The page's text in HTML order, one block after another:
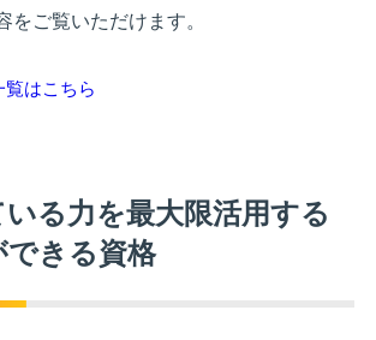
をご覧いただけます。
覧はこちら
る力を最大限活用する
きる資格